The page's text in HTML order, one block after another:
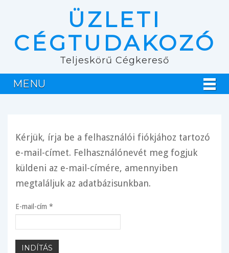
ÜZLETI
CÉGTUDAKOZÓ
Teljeskörű Cégkereső
MENU
Kérjük, írja be a felhasználói fiókjához tartozó
e-mail-címet. Felhasználónevét meg fogjuk
küldeni az e-mail-címére, amennyiben
megtaláljuk az adatbázisunkban.
E-mail-cím *
INDÍTÁS